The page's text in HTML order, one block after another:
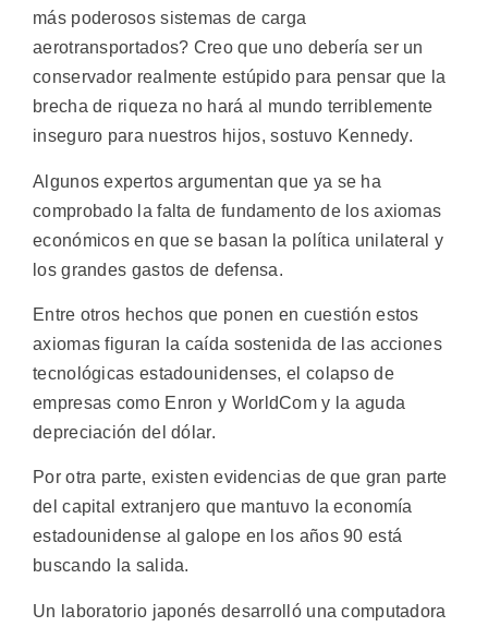
más poderosos sistemas de carga
aerotransportados? Creo que uno debería ser un
conservador realmente estúpido para pensar que la
brecha de riqueza no hará al mundo terriblemente
inseguro para nuestros hijos, sostuvo Kennedy.
Algunos expertos argumentan que ya se ha
comprobado la falta de fundamento de los axiomas
económicos en que se basan la política unilateral y
los grandes gastos de defensa.
Entre otros hechos que ponen en cuestión estos
axiomas figuran la caída sostenida de las acciones
tecnológicas estadounidenses, el colapso de
empresas como Enron y WorldCom y la aguda
depreciación del dólar.
Por otra parte, existen evidencias de que gran parte
del capital extranjero que mantuvo la economía
estadounidense al galope en los años 90 está
buscando la salida.
Un laboratorio japonés desarrolló una computadora